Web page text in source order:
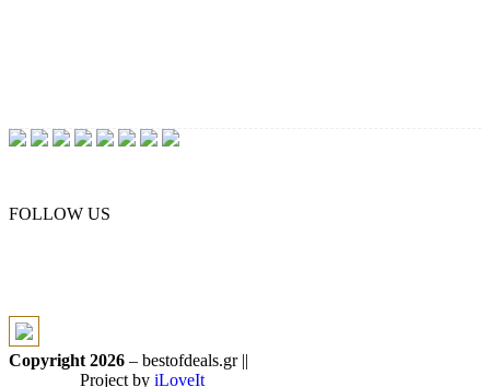
FOLLOW US
Copyright 2026 – bestofdeals.gr ||
Project by iLoveIt